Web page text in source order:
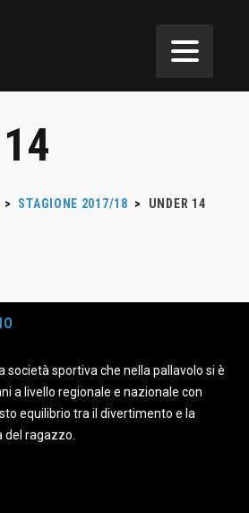
> STAGIONE 2017/18 > UNDER 14
società sportiva che nella pallavolo si è
a livello regionale e nazionale con
equilibrio tra il divertimento e la
ragazzo.